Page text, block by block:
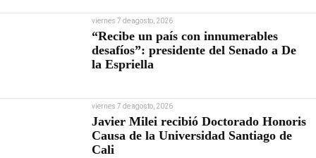
viernes 7 de agosto, 2026
“Recibe un país con innumerables
desafíos”: presidente del Senado a De
la Espriella
viernes 7 de agosto, 2026
Javier Milei recibió Doctorado Honoris
Causa de la Universidad Santiago de
Cali